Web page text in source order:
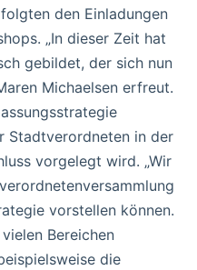
den Einladungen
„In dieser Zeit hat
gebildet, der sich nun
Michaelsen erfreut.
Stadtverordneten in der
vorgelegt wird. „Wir
vorstellen können.
Bereichen
die